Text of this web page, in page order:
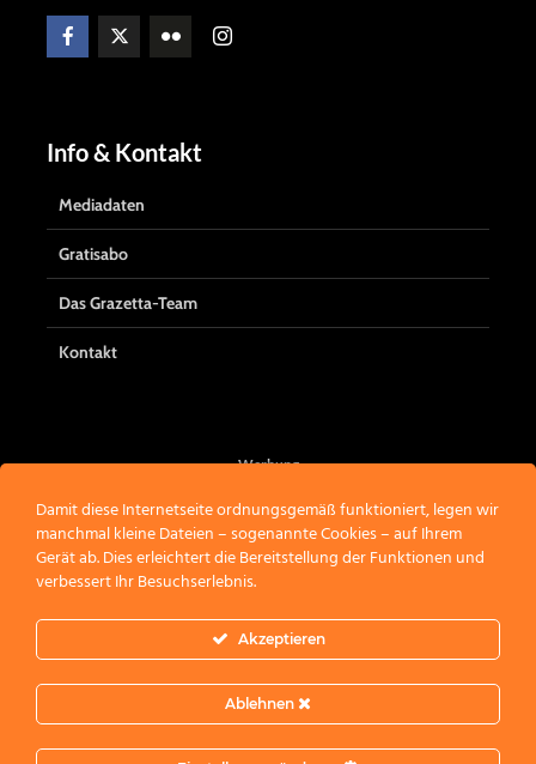
Info & Kontakt
Mediadaten
Gratisabo
Das Grazetta-Team
Kontakt
Werbung
Damit diese Internetseite ordnungsgemäß funktioniert, legen wir
manchmal kleine Dateien – sogenannte Cookies – auf Ihrem
Gerät ab. Dies erleichtert die Bereitstellung der Funktionen und
verbessert Ihr Besuchserlebnis.
Akzeptieren
Ablehnen